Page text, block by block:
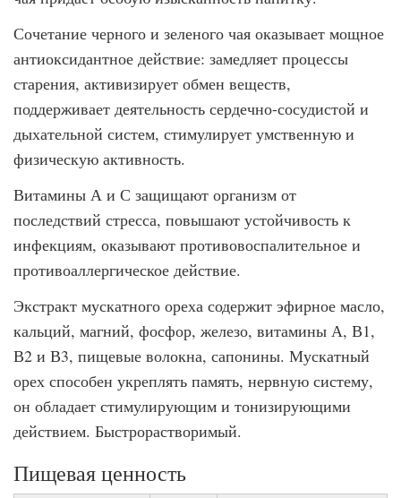
Сочетание черного и зеленого чая оказывает мощное
антиоксидантное действие: замедляет процессы
старения, активизирует обмен веществ,
поддерживает деятельность сердечно-сосудистой и
дыхательной систем, стимулирует умственную и
физическую активность.
Витамины А и С защищают организм от
последствий стресса, повышают устойчивость к
инфекциям, оказывают противовоспалительное и
противоаллергическое действие.
Экстракт мускатного ореха содержит эфирное масло,
кальций, магний, фосфор, железо, витамины А, В1,
В2 и В3, пищевые волокна, сапонины. Мускатный
орех способен укреплять память, нервную систему,
он обладает стимулирующим и тонизирующими
действием. Быстрорастворимый.
Пищевая ценность